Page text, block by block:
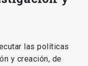
las políticas
y creación, de